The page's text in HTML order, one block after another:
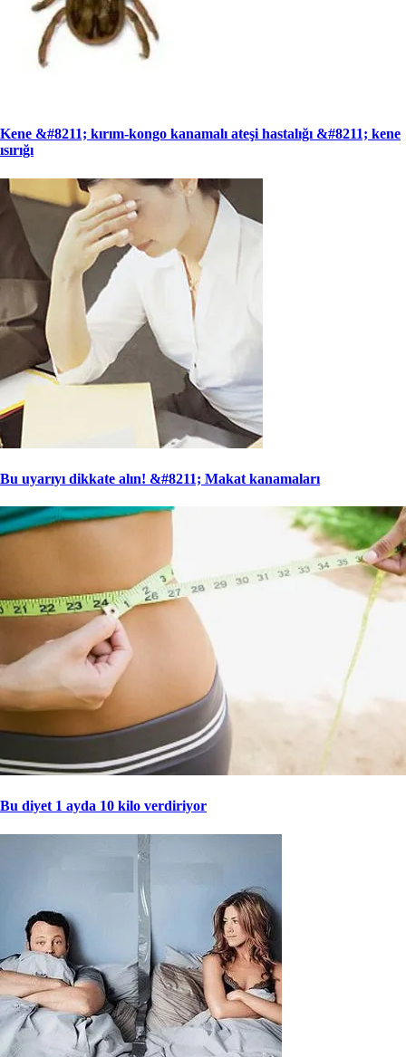
Kene &#8211; kırım-kongo kanamalı ateşi hastalığı &#8211; kene
ısırığı
Bu uyarıyı dikkate alın! &#8211; Makat kanamaları
Bu diyet 1 ayda 10 kilo verdiriyor